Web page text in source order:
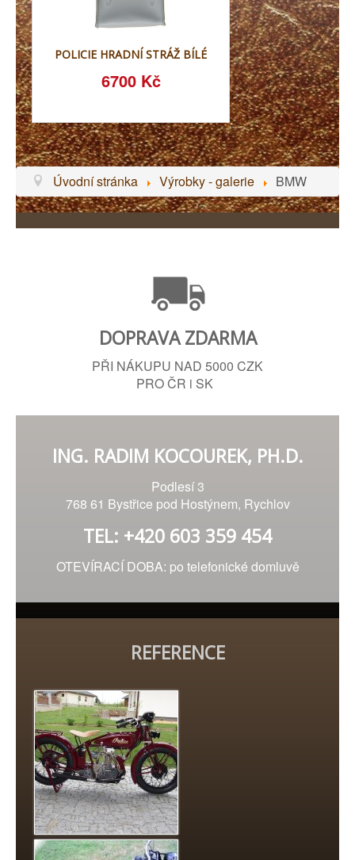
POLICIE HRADNÍ STRÁŽ BÍLÉ
6700 Kč
Úvodní stránka Výrobky - galerie BMW
DOPRAVA ZDARMA
PŘI NÁKUPU NAD 5000 CZK
PRO ČR i SK
ING. RADIM KOCOUREK, PH.D.
Podlesí 3
768 61 Bystřice pod Hostýnem, Rychlov
TEL: +420 603 359 454
OTEVÍRACÍ DOBA: po telefonické domluvě
REFERENCE